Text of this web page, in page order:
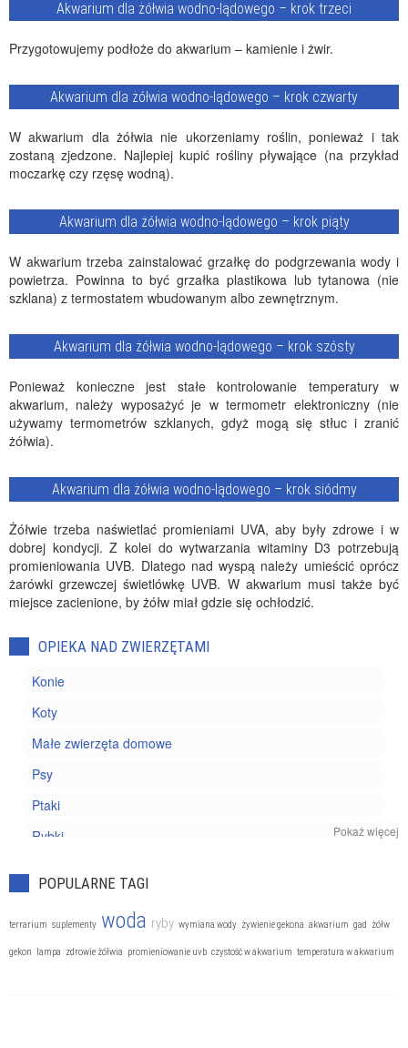
Akwarium dla żółwia wodno-lądowego – krok trzeci
Przygotowujemy podłoże do akwarium – kamienie i żwir.
Akwarium dla żółwia wodno-lądowego – krok czwarty
W akwarium dla żółwia nie ukorzeniamy roślin, ponieważ i tak
zostaną zjedzone. Najlepiej kupić rośliny pływające (na przykład
moczarkę czy rzęsę wodną).
Akwarium dla żółwia wodno-lądowego – krok piąty
W akwarium trzeba zainstalować grzałkę do podgrzewania wody i
powietrza. Powinna to być grzałka plastikowa lub tytanowa (nie
szklana) z termostatem wbudowanym albo zewnętrznym.
Akwarium dla żółwia wodno-lądowego – krok szósty
Ponieważ konieczne jest stałe kontrolowanie temperatury w
akwarium, należy wyposażyć je w termometr elektroniczny (nie
używamy termometrów szklanych, gdyż mogą się stłuc i zranić
żółwia).
Akwarium dla żółwia wodno-lądowego – krok siódmy
Żółwie trzeba naświetlać promieniami UVA, aby były zdrowe i w
dobrej kondycji. Z kolei do wytwarzania witaminy D3 potrzebują
promieniowania UVB. Dlatego nad wyspą należy umieścić oprócz
żarówki grzewczej świetlówkę UVB. W akwarium musi także być
miejsce zacienione, by żółw miał gdzie się ochłodzić.
OPIEKA NAD ZWIERZĘTAMI
Konie
Koty
Małe zwierzęta domowe
Psy
Ptaki
Rybki
Pokaż więcej
POPULARNE TAGI
terrarium suplementy woda ryby wymiana wody żywienie gekona akwarium gad żółw
gekon lampa zdrowie żółwia promieniowanie uvb czystość w akwarium temperatura w akwarium